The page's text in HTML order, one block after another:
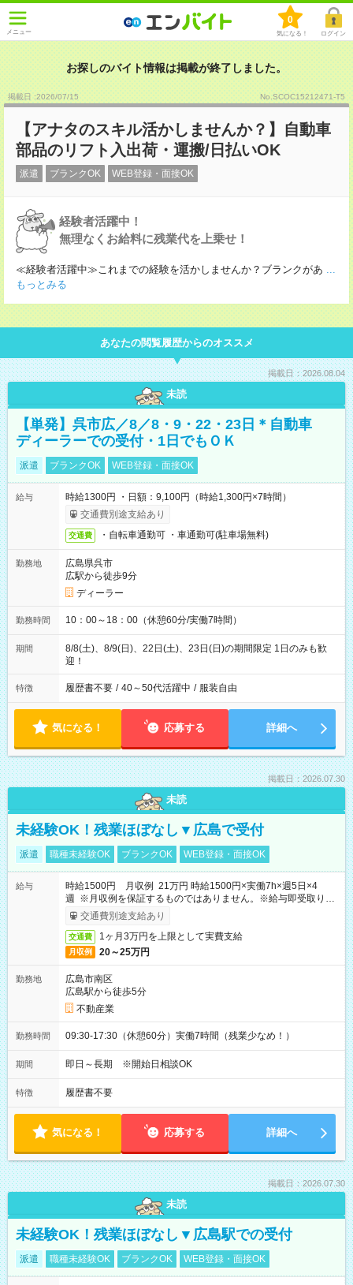
メニュー
0
気になる！ ログイン
お探しのバイト情報は掲載が終了しました。
掲載日 :2026/07/15 No.SCOC15212471-T5
【アナタのスキル活かしませんか？】自動車
部品のリフト入出荷・運搬/日払いOK
派遣 ブランクOK WEB登録・面接OK
経験者活躍中！
無理なくお給料に残業代を上乗せ！
≪経験者活躍中≫これまでの経験を活かしませんか？ブランクがあ ...
もっとみる
あなたの閲覧履歴からのオススメ
掲載日：2026.08.04
未読
【単発】呉市広／8／8・9・22・23日＊自動車
ディーラーでの受付・1日でもＯＫ
派遣 ブランクOK WEB登録・面接OK
給与
時給1300円 ・日額：9,100円（時給1,300円×7時間）
交通費別途支給あり
交通費 ・自転車通勤可 ・車通勤可(駐車場無料)
勤務地
広島県呉市
広駅から徒歩9分
ディーラー
勤務時間 10：00～18：00（休憩60分/実働7時間）
期間
8/8(土)、8/9(日)、22日(土)、23日(日)の期間限定 1日のみも歓
迎！
特徴 履歴書不要 / 40～50代活躍中 / 服装自由
気になる！ 応募する 詳細へ
掲載日：2026.07.30
未読
未経験OK！残業ほぼなし▼広島で受付
派遣 職種未経験OK ブランクOK WEB登録・面接OK
給与
時給1500円 月収例 21万円 時給1500円×実働7h×週5日×4
週 ※月収例を保証するものではありません。※給与即受取りサ
ービス利用可（利用条件有）
交通費別途支給あり
交通費 1ヶ月3万円を上限として実費支給
月収例 20～25万円
勤務地
広島市南区
広島駅から徒歩5分
不動産業
勤務時間 09:30-17:30（休憩60分）実働7時間（残業少なめ！）
期間 即日～長期 ※開始日相談OK
特徴 履歴書不要
気になる！ 応募する 詳細へ
掲載日：2026.07.30
未読
未経験OK！残業ほぼなし▼広島駅での受付
派遣 職種未経験OK ブランクOK WEB登録・面接OK